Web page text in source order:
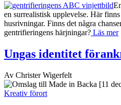
en surrealistisk upplevelse. Här
husrivningar. Finns det några
gentrifieringens härjningar? Läs mer
Ungas identitet
Av Christer Wigerfelt
[11
Kreativ förort